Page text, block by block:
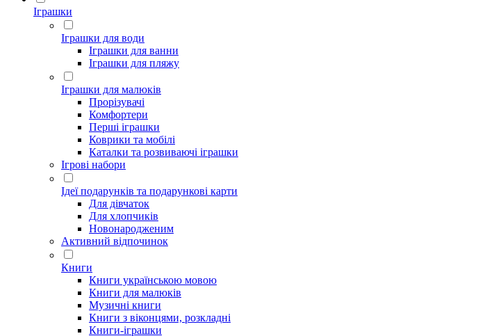
Іграшки
Іграшки для води
Іграшки для ванни
Іграшки для пляжу
Іграшки для малюків
Прорізувачі
Комфортери
Перші іграшки
Коврики та мобілі
Каталки та розвиваючі іграшки
Ігрові набори
Ідеї ​​подарунків та подарункові карти
Для дівчаток
Для хлопчиків
Новонародженим
Активний відпочинок
Книги
Книги українською мовою
Книги для малюків
Музичні книги
Книги з віконцями, розкладні
Книги-іграшки